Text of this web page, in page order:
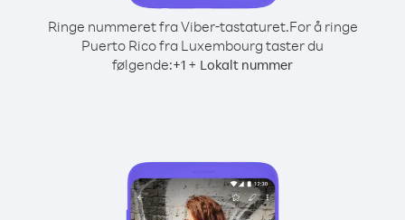
Ringe nummeret fra Viber-tastaturet.For å ringe
Puerto Rico fra Luxembourg taster du
følgende:+1 + Lokalt nummer